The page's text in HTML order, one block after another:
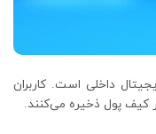
داخلی است. کاربران
کیف پول ذخیره می‌کنند.